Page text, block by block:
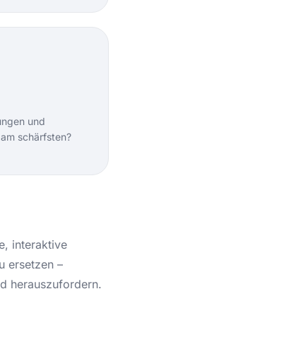
und
schärfsten?
interaktive
ersetzen –
herauszufordern.